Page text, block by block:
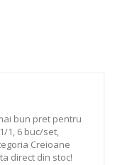
bun pret pentru
1, 6 buc/set,
Creioane
direct din stoc!